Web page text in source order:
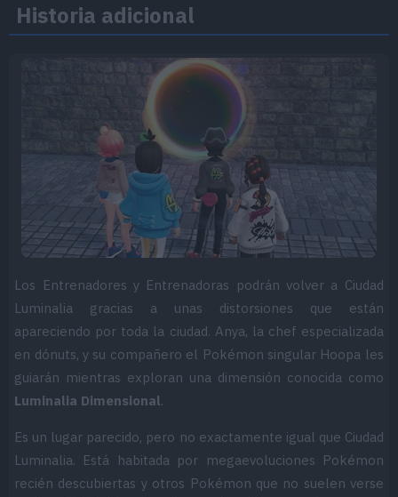
Historia adicional
Los Entrenadores y Entrenadoras podrán volver a Ciudad
Luminalia gracias a unas distorsiones que están
apareciendo por toda la ciudad. Anya, la chef especializada
en dónuts, y su compañero el Pokémon singular Hoopa les
guiarán mientras exploran una dimensión conocida como
Luminalia Dimensional.
Es un lugar parecido, pero no exactamente igual que Ciudad
Luminalia. Está habitada por megaevoluciones Pokémon
recién descubiertas y otros Pokémon que no suelen verse